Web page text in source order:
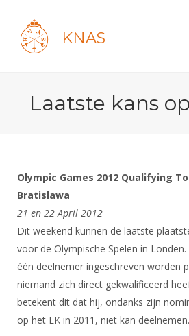
KNAS
Login
Polls
Forums
Maandelijks archief
Website
Bond
Lidmaatschap
Tarieven
Reglementen
Ledencijfers
Sponsors en Partners
Organisatie
Introductie
Recreatiesport
Lichtzwaardschermen
Wedstrijdsport
Ranglijsten
Wat is topsport
NK's
Oranje
DBT
Informatie
Voor de jeugd
Spreekbeurtpakket
Ouders en vereniging
Jeugdkampen
Brassardsysteem
Forums
Forums
Schermforum
Zoek Vereniging
Contact
NK organiseren
Laatste kans
Olympic Games 2012 Qualifying
Bratislawa
21 en 22 April 2012
Dit weekend kunnen de laatste
voor de Olympische Spelen in
één deelnemer ingeschreven worden
niemand zich direct gekwalificeerd
betekent dit dat hij, ondanks zijn
op het EK in 2011, niet kan deelnemen.